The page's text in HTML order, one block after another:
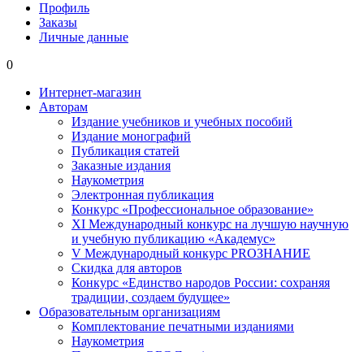
Профиль
Заказы
Личные данные
0
Интернет-магазин
Авторам
Издание учебников и учебных пособий
Издание монографий
Публикация статей
Заказные издания
Наукометрия
Электронная публикация
Конкурс «Профессиональное образование»
XI Международный конкурс на лучшую научную
и учебную публикацию «Академус»
V Международный конкурс PROЗНАНИЕ
Скидка для авторов
Конкурс «Единство народов России: сохраняя
традиции, создаем будущее»
Образовательным организациям
Комплектование печатными изданиями
Наукометрия